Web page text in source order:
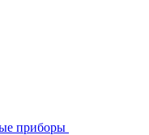
приборы